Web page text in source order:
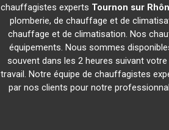
chauffagistes experts Tournon sur
plomberie, de chauffage et de
chauffage et de climatisation. Nos
équipements. Nous sommes
souvent dans les 2 heures suivant
travail. Notre équipe de chauffagistes
par nos clients pour notre